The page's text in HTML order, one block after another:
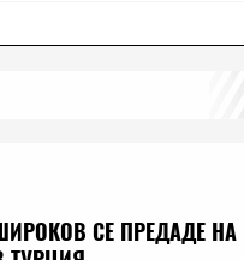
СЕ ПРЕДАДЕ НА